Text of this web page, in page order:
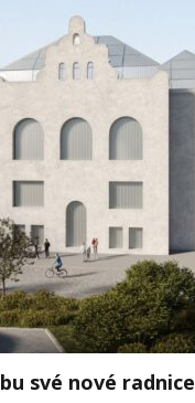
své nové radnice